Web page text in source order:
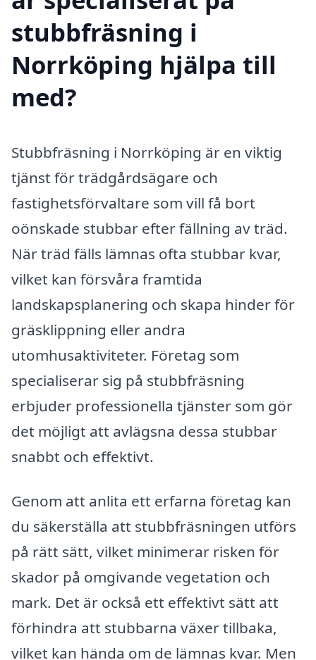
stubbfräsning i
Norrköping hjälpa till
med?
Stubbfräsning i Norrköping är en viktig
tjänst för trädgårdsägare och
fastighetsförvaltare som vill få bort
oönskade stubbar efter fällning av träd.
När träd fälls lämnas ofta stubbar kvar,
vilket kan försvåra framtida
landskapsplanering och skapa hinder för
gräsklippning eller andra
utomhusaktiviteter. Företag som
specialiserar sig på stubbfräsning
erbjuder professionella tjänster som gör
det möjligt att avlägsna dessa stubbar
snabbt och effektivt.
Genom att anlita ett erfarna företag kan
du säkerställa att stubbfräsningen utförs
på rätt sätt, vilket minimerar risken för
skador på omgivande vegetation och
mark. Det är också ett effektivt sätt att
förhindra att stubbarna växer tillbaka,
vilket kan hända om de lämnas kvar. Men